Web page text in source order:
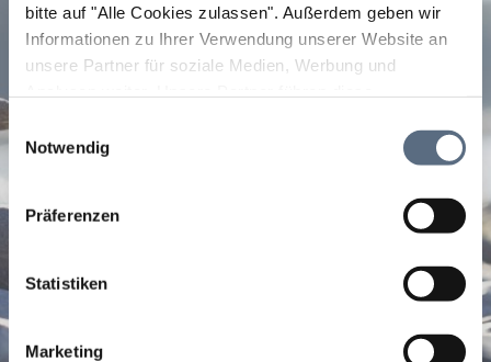
bitte auf "Alle Cookies zulassen". Außerdem geben wir
Informationen zu Ihrer Verwendung unserer Website an
unsere Partner für soziale Medien, Werbung und
zusammen, die Sie ihnen bereitgestellt haben oder die
sie im Rahmen Ihrer Nutzung der Dienste gesammelt
Einwilligungsauswahl
Notwendig
Präferenzen
Statistiken
Marketing